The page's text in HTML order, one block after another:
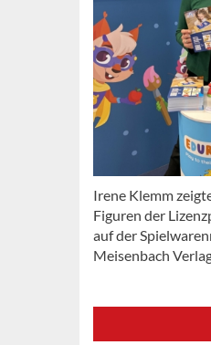
Irene Klemm
Figuren der
auf der
Meisenbach